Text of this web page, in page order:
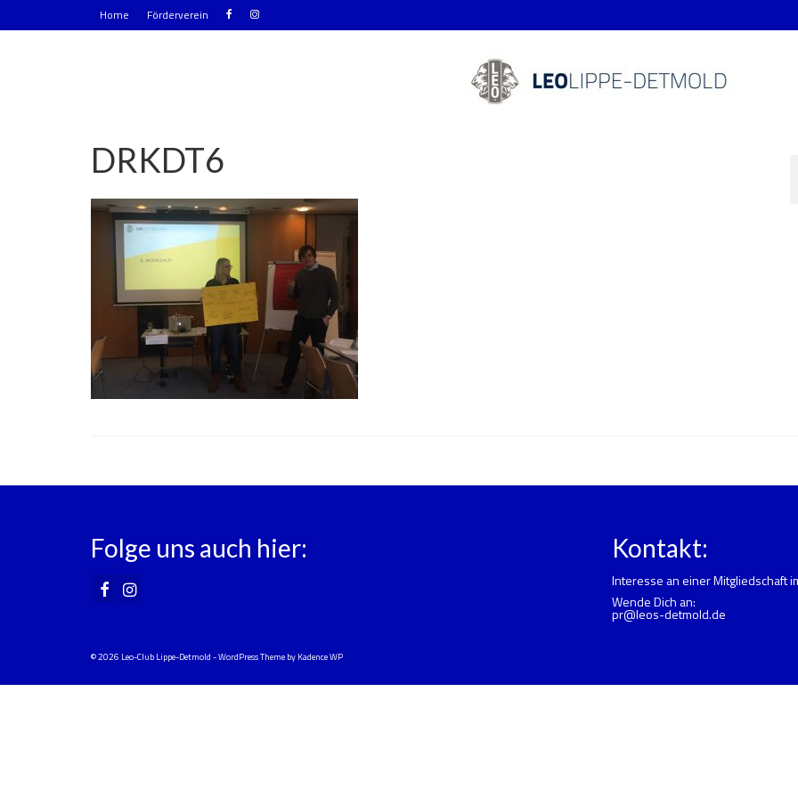
Home Förderverein
DRKDT6
Folge uns auch hier: Kontakt:
Interesse an einer Mitgliedschaft
Wende Dich an:
pr@leos-detmold.de
© 2026 Leo-Club Lippe-Detmold - WordPress Theme by Kadence WP